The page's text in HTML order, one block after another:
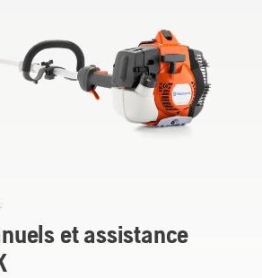
et assistance